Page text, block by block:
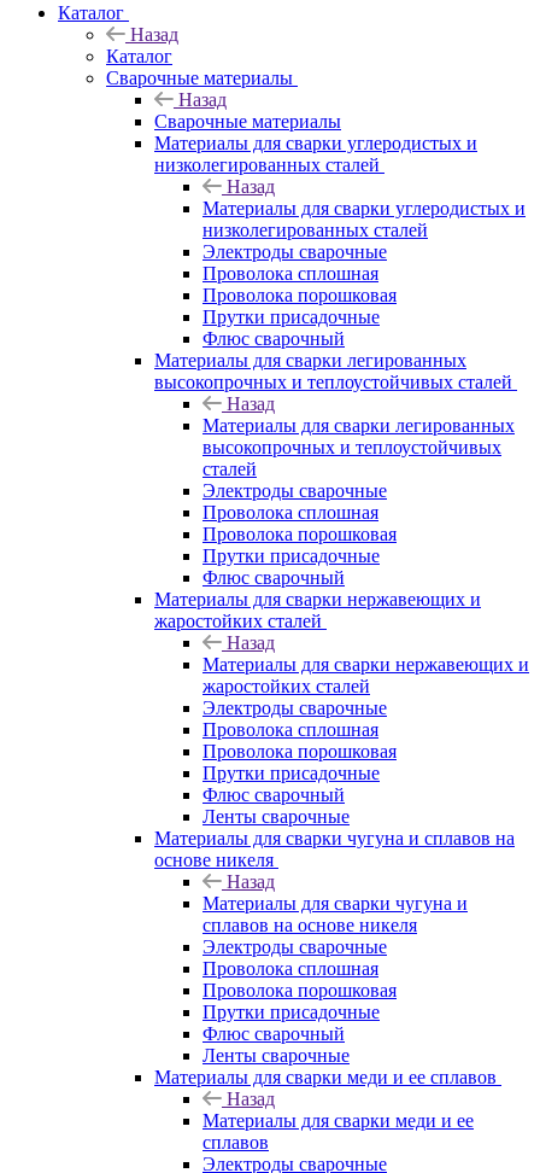
Каталог
Назад
Каталог
Сварочные материалы
Назад
Сварочные материалы
Материалы для сварки углеродистых и
низколегированных сталей
Назад
Материалы для сварки углеродистых и
низколегированных сталей
Электроды сварочные
Проволока сплошная
Проволока порошковая
Прутки присадочные
Флюс сварочный
Материалы для сварки легированных
высокопрочных и теплоустойчивых сталей
Назад
Материалы для сварки легированных
высокопрочных и теплоустойчивых
сталей
Электроды сварочные
Проволока сплошная
Проволока порошковая
Прутки присадочные
Флюс сварочный
Материалы для сварки нержавеющих и
жаростойких сталей
Назад
Материалы для сварки нержавеющих и
жаростойких сталей
Электроды сварочные
Проволока сплошная
Проволока порошковая
Прутки присадочные
Флюс сварочный
Ленты сварочные
Материалы для сварки чугуна и сплавов на
основе никеля
Назад
Материалы для сварки чугуна и
сплавов на основе никеля
Электроды сварочные
Проволока сплошная
Проволока порошковая
Прутки присадочные
Флюс сварочный
Ленты сварочные
Материалы для сварки меди и ее сплавов
Назад
Материалы для сварки меди и ее
сплавов
Электроды сварочные